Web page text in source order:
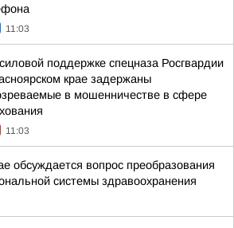
11:03
поддержке спецназа Росгвардии
крае задержаны
в мошенничестве в сфере
11:03
обсуждается вопрос преобразования
системы здравоохранения